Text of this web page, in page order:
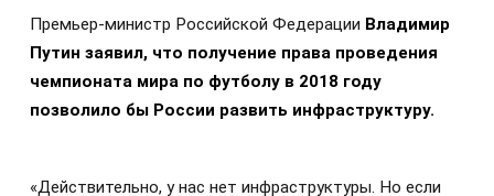
Премьер-министр Российской Федерации Владимир
Путин заявил, что получение права проведения
чемпионата мира по футболу в 2018 году
позволило бы России развить инфраструктуру.
«Действительно, у нас нет инфраструктуры. Но если